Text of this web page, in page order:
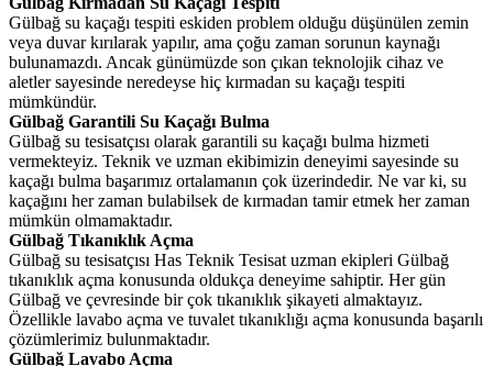
Gülbağ su kaçağı tespiti eskiden problem olduğu düşünülen zemin
veya duvar kırılarak yapılır, ama çoğu zaman sorunun kaynağı
bulunamazdı. Ancak günümüzde son çıkan teknolojik cihaz ve
aletler sayesinde neredeyse hiç kırmadan su kaçağı tespiti
mümkündür.
Gülbağ Garantili Su Kaçağı Bulma
Gülbağ su tesisatçısı olarak garantili su kaçağı bulma hizmeti
vermekteyiz. Teknik ve uzman ekibimizin deneyimi sayesinde su
kaçağı bulma başarımız ortalamanın çok üzerindedir. Ne var ki, su
kaçağını her zaman bulabilsek de kırmadan tamir etmek her zaman
mümkün olmamaktadır.
Gülbağ Tıkanıklık Açma
Gülbağ su tesisatçısı Has Teknik Tesisat uzman ekipleri Gülbağ
tıkanıklık açma konusunda oldukça deneyime sahiptir. Her gün
Gülbağ ve çevresinde bir çok tıkanıklık şikayeti almaktayız.
Özellikle lavabo açma ve tuvalet tıkanıklığı açma konusunda başarılı
çözümlerimiz bulunmaktadır.
Gülbağ Lavabo Açma